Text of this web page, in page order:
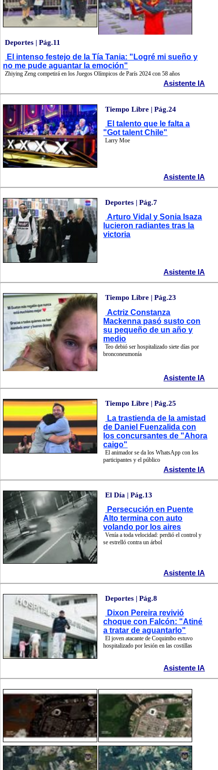
Deportes | Pág.11
El intenso festejo de la Tía Tania: "Logré mi sueño y
no me pude aguantar la emoción"
Zhiying Zeng competirá en los Juegos Olímpicos de París 2024 con 58 años
Asistente IA
Tiempo Libre | Pág.24
El talento que le falta a
"Got talent Chile"
Larry Moe
Asistente IA
Deportes | Pág.7
Arturo Vidal y Sonia Isaza
lucieron radiantes tras la
victoria
Asistente IA
Tiempo Libre | Pág.23
Actriz Constanza
Mackenna pasó susto con
su pequeño de un año y
medio
Teo debió ser hospitalizado siete días por
bronconeumonía
Asistente IA
Tiempo Libre | Pág.25
La trastienda de la amistad
de Daniel Fuenzalida con
los concursantes de "Ahora
caigo"
El animador se da los WhatsApp con los
participantes y el público
Asistente IA
El Día | Pág.13
Persecución en Puente
Alto termina con auto
volando por los aires
Venía a toda velocidad: perdió el control y
se estrelló contra un árbol
Asistente IA
Deportes | Pág.8
Dixon Pereira revivió
choque con Falcón: "Atiné
a tratar de aguantarlo"
El joven atacante de Coquimbo estuvo
hospitalizado por lesión en las costillas
Asistente IA